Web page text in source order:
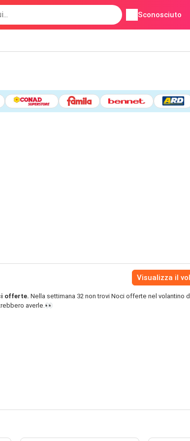
Sconosciuto
Visualizza il
offerte. Nella settimana 32 non trovi Noci offerte nel volantino
averle.👀